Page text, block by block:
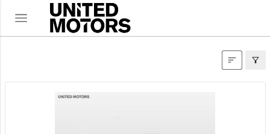
KASUTATUD AUTOD